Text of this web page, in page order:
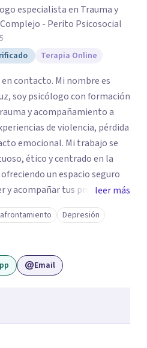
especialista en Trauma y
- Perito Psicosocial
Terapia Online
contacto. Mi nombre es
soy psicólogo con formación
y acompañamiento a
de violencia, pérdida
Mi trabajo se
ético y centrado en la
un espacio seguro
y acompañar tus procesos
Creo firmemente en la
herramientas que
y el sentido de
duda y acordar una cita. Un
leer más
Depresión
Email